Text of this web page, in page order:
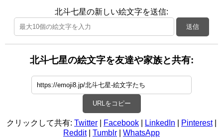
北斗七星の新しい絵文字を送信:
送信
北斗七星の絵文字を友達や家族と共有:
URLをコピー
クリックして共有: Twitter Facebook LinkedIn Pinterest|
Reddit| Tumblr WhatsApp